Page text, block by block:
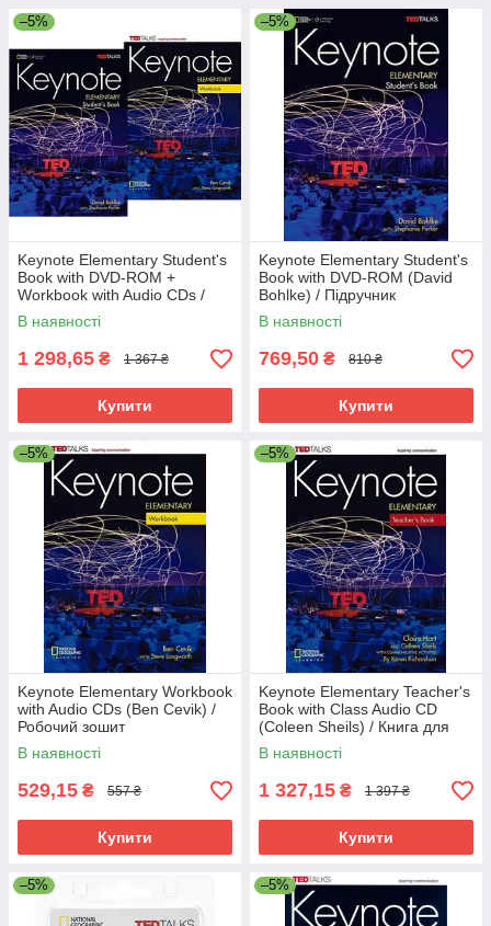
–5%
Keynote Elementary Student's
Book with DVD-ROM +
Workbook with Audio CDs /
Комплект (учебник + тетрадь)
В наявності
1 298,65 ₴ 1 367 ₴
Купити
–5%
Keynote Elementary Student's
Book with DVD-ROM (David
Bohlke) / Підручник
В наявності
769,50 ₴ 810 ₴
Купити
–5%
Keynote Elementary Workbook
with Audio CDs (Ben Cevik) /
Робочий зошит
В наявності
529,15 ₴ 557 ₴
Купити
–5%
Keynote Elementary Teacher's
Book with Class Audio CD
(Coleen Sheils) / Книга для
вчителя
В наявності
1 327,15 ₴ 1 397 ₴
Купити
–5% –5%